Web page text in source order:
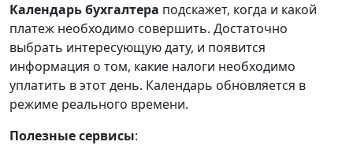
Календарьбухгалтера подскажет, когда и какой
платеж необходимо совершить. Достаточно
выбрать интересующую дату, и появится
информация о том, какие налоги необходимо
уплатить в этот день. Календарь обновляется в
режиме реального времени.
Полезные сервисы: